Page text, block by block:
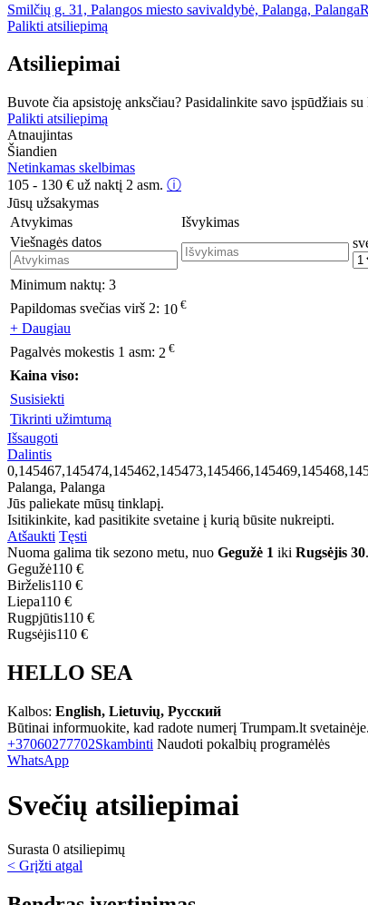
Smilčių g. 31, Palangos miesto savivaldybė, Palanga, Palanga
Palikti atsiliepimą
Atsiliepimai
Buvote čia apsistoję anksčiau? Pasidalinkite savo įspūdžiais su
Palikti atsiliepimą
Atnaujintas
Šiandien
Netinkamas skelbimas
105 - 130 € už naktį 2 asm. ⓘ
Jūsų užsakymas
Atvykimas
Išvykimas
Viešnagės datos
Minimum naktų: 3
Papildomas svečias virš 2: 10 €
+ Daugiau
Pagalvės mokestis 1 asm: 2 €
Kaina viso:
Susisiekti
Tikrinti užimtumą
Išsaugoti
Dalintis
Palanga, Palanga
Jūs paliekate mūsų tinklapį.
Isitikinkite, kad pasitikite svetaine į kurią būsite nukreipti.
Atšaukti Tęsti
Nuoma galima tik sezono metu, nuo Gegužė 1 iki Rugsėjis 30.
Gegužė110 €
Birželis110 €
Liepa110 €
Rugpjūtis110 €
Rugsėjis110 €
HELLO SEA
Kalbos: English, Lietuvių, Русский
Būtinai informuokite, kad radote numerį Trumpam.lt svetainėje.
+37060277702Skambinti Naudoti pokalbių programėlės
WhatsApp
Svečių atsiliepimai
Surasta 0 atsiliepimų
< Grįžti atgal